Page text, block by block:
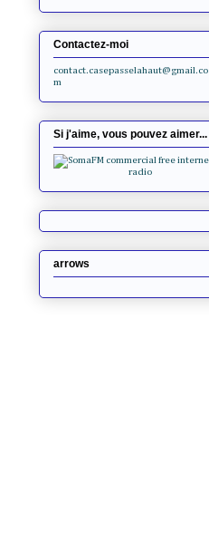
Contactez-moi
contact.casepasselahaut@gmail.co
m
Si j'aime, vous pouvez aimer...
arrows